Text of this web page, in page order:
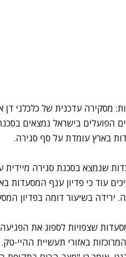
מסקירה עדכנית של כלכלני דן
הפועלים בישראל נמצאים
עוד כי פדיון ענף המסעדות
שעברה. ירידה בשיעור דומה
שצפויות לספוג את
באזורי תעשיית ההיי-טק.